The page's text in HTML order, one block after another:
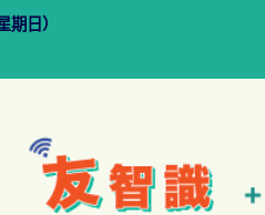
期日）